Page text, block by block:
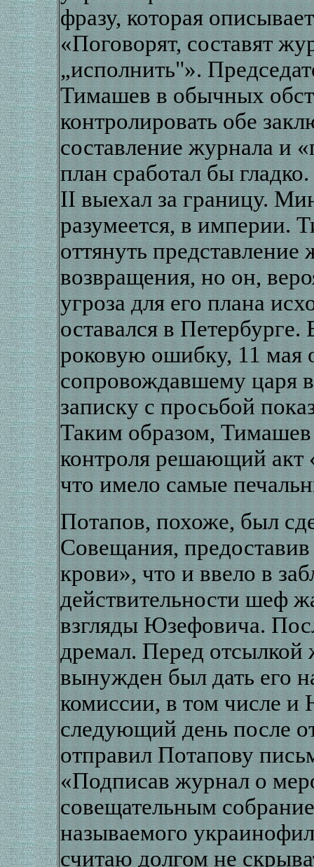
фразу, которая
«Поговорят, составят
„исполнить"».
Тимашев в обычных
контролировать обе
составление журнала и
план сработал бы
II выехал за границу.
разумеется, в империи.
оттянуть
возвращения, но он,
угроза для его плана
оставался в Петербурге.
роковую ошибку, 11 мая
сопровождавшему царя
записку с просьбой
Таким образом, Тимашев
контроля решающий акт
что имело самые
Потапов, похоже, был
Совещания,
крови», что и ввело в
действительности шеф
взгляды Юзефовича.
дремал. Перед
вынужден был дать его
комиссии, в том числе
следующий день после
отправил Потапову
«Подписав журнал о
совещательным
называемого
считаю долгом не